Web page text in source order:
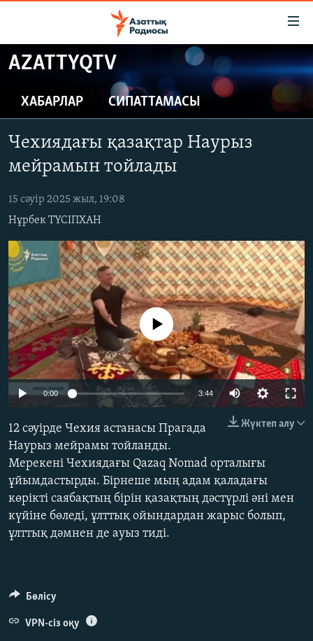
Skip
to
content
main
Navigation
Skip
to
Search
ЖАҢАЛЫҚТАР
САЯСАТ
ҚАҢТАР ОҚИҒАСЫ
АДАМ ҚҰҚЫҚТАРЫ
ӘЛЕУМЕТ
ӘЛЕМ
АРНАЙЫ ЖОБАЛАР
Русский
ЖАЗЫЛЫҢЫЗ
Басқа тілдерде
AZATTYQTV
ХАБАРЛАР СИПАТТАМАСЫ
Чехиядағы қазақтар Наурыз
мейрамын тойлады
15 сәуір 2025 жыл, 19:08
Нұрбек ТҮСІПХАН
240p
720p 1080p
No media source currently available
0:00 3:44 Auto
480p
720p
1080p
Жүктеп алу
12 сәуірде Чехия астанасы Прагада
Наурыз мейрамы тойланды.
Мерекені Чехиядағы Qazaq Nomad орталығы
ұйымдастырды. Бірнеше мың адам қаладағы
көрікті саябақтың бірін қазақтың дәстүрлі әні мен
күйіне бөледі, ұлттық ойындардан жарыс болып,
ұлттық дәмнен де ауыз тиді.
Бөлісу
VPN-сіз оқу